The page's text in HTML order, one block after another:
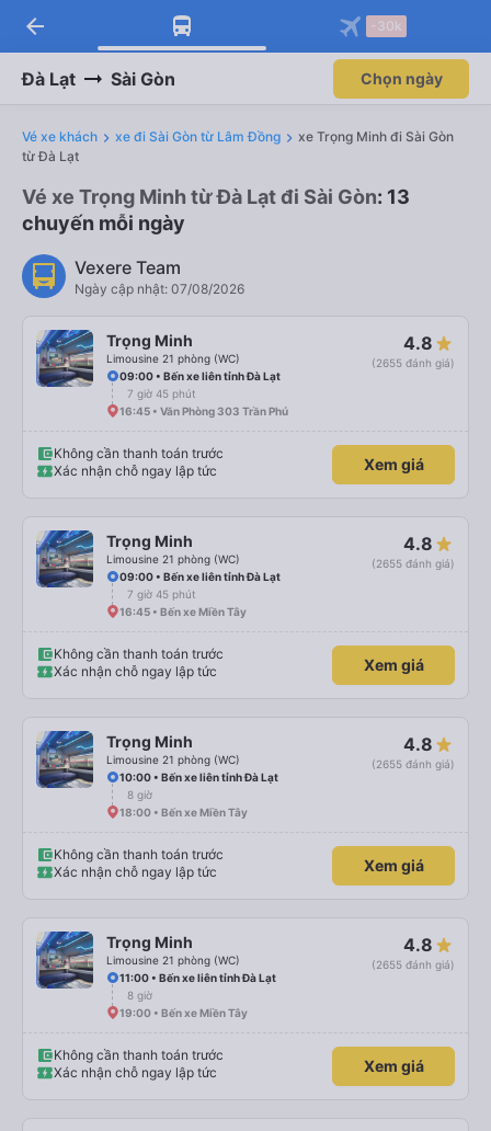
arrow_back -30k
Đà Lạt Sài Gòn Chọn ngày
Vé xe khách xe đi Sài Gòn từ Lâm Đồng
xe Trọng Minh đi Sài Gòn
từ Đà Lạt
Vé xe Trọng Minh từ Đà Lạt đi Sài Gòn: 13
chuyến mỗi ngày
Vexere Team
Ngày cập nhật: 07/08/2026
Trọng Minh
Limousine 21 phòng (WC)
4.8
(2655 đánh giá)
09:00 • Bến xe liên tỉnh Đà Lạt
7 giờ 45 phút
16:45 • Văn Phòng 303 Trần Phú
Không cần thanh toán trước
Xác nhận chỗ ngay lập tức
Xem giá
Trọng Minh
Limousine 21 phòng (WC)
4.8
(2655 đánh giá)
09:00 • Bến xe liên tỉnh Đà Lạt
7 giờ 45 phút
16:45 • Bến xe Miền Tây
Không cần thanh toán trước
Xác nhận chỗ ngay lập tức
Xem giá
Trọng Minh
Limousine 21 phòng (WC)
4.8
(2655 đánh giá)
10:00 • Bến xe liên tỉnh Đà Lạt
8 giờ
18:00 • Bến xe Miền Tây
Không cần thanh toán trước
Xác nhận chỗ ngay lập tức
Xem giá
Trọng Minh
Limousine 21 phòng (WC)
4.8
(2655 đánh giá)
11:00 • Bến xe liên tỉnh Đà Lạt
8 giờ
19:00 • Bến xe Miền Tây
Không cần thanh toán trước
Xác nhận chỗ ngay lập tức
Xem giá